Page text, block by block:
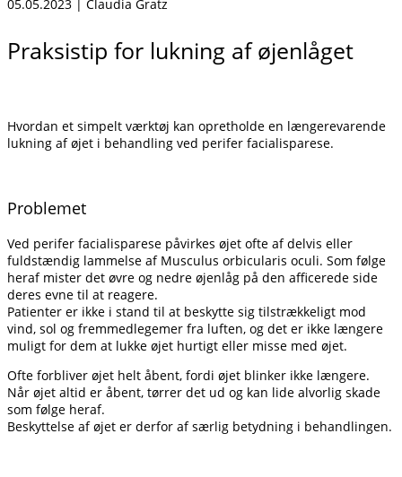
05.05.2023 | Claudia Gratz
Praksistip for lukning af øjenlåget
Hvordan et simpelt værktøj kan opretholde en længerevarende
lukning af øjet i behandling ved perifer facialisparese.
Problemet
Ved perifer facialisparese påvirkes øjet ofte af delvis eller
fuldstændig lammelse af Musculus orbicularis oculi. Som følge
heraf mister det øvre og nedre øjenlåg på den afficerede side
deres evne til at reagere.
Patienter er ikke i stand til at beskytte sig tilstrækkeligt mod
vind, sol og fremmedlegemer fra luften, og det er ikke længere
muligt for dem at lukke øjet hurtigt eller misse med øjet.
Ofte forbliver øjet helt åbent, fordi øjet blinker ikke længere.
Når øjet altid er åbent, tørrer det ud og kan lide alvorlig skade
som følge heraf.
Beskyttelse af øjet er derfor af særlig betydning i behandlingen.